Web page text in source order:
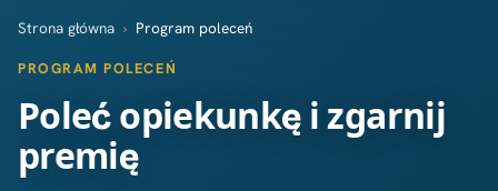
Strona główna › Program poleceń
PROGRAM POLECEŃ
Poleć opiekunkę i zgarnij
premię